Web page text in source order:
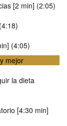
[2 min] (2:05)
(4:05)
mejor
la dieta
[4:30 min]